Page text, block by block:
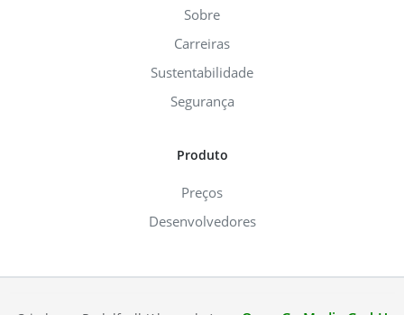
Sobre
Carreiras
Sustentabilidade
Segurança
Produto
Preços
Desenvolvedores